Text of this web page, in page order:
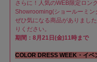
さらに！人気のWEB限定ロン
Showrooming(ショールーミン
ぜひ気になる商品がありまし
りください。
期間：8月21日(金)11時まで
COLOR DRESS WEEK・イ